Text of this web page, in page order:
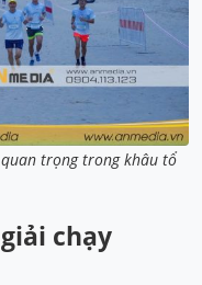
trọng trong khâu tổ
chạy